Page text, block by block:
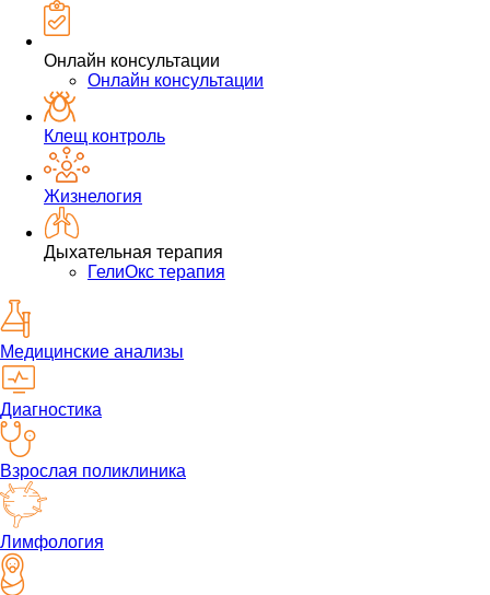
Онлайн консультации
Онлайн консультации
Клещ контроль
Жизнелогия
Дыхательная терапия
ГелиОкс терапия
Медицинские анализы
Диагностика
Взрослая поликлиника
Лимфология